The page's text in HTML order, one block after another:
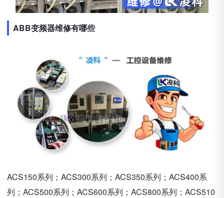
ABB变频器维修有哪些
ACS150系列；ACS300系列；ACS350系列；ACS400系
列；ACS500系列；ACS600系列；ACS800系列；ACS510